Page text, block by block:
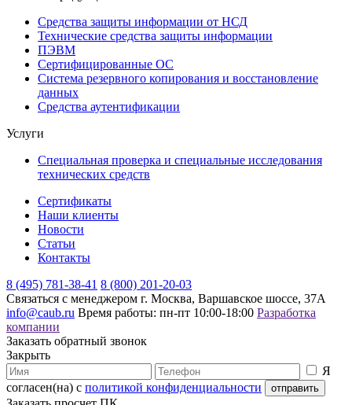
Средства защиты информации от НСД
Технические средства защиты информации
ПЭВМ
Сертифицированные ОС
Система резервного копирования и восстановление
данных
Средства аутентификации
Услуги
Специальная проверка и специальные исследования
технических средств
Сертификаты
Наши клиенты
Новости
Статьи
Контакты
8 (495) 781-38-41 8 (800) 201-20-03
Связаться с менеджером г. Москва, Варшавское шоссе, 37А
info@caub.ru Время работы: пн-пт 10:00-18:00 Разработка
компании
Заказать обратный звонок
Закрыть
Я
согласен(на) с политикой конфиденциальности